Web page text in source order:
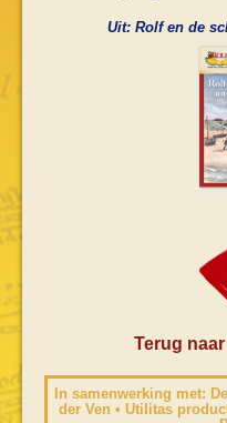
Uit: Rolf en de
Terug
In samenwerking met:
der Ven • Utilitas